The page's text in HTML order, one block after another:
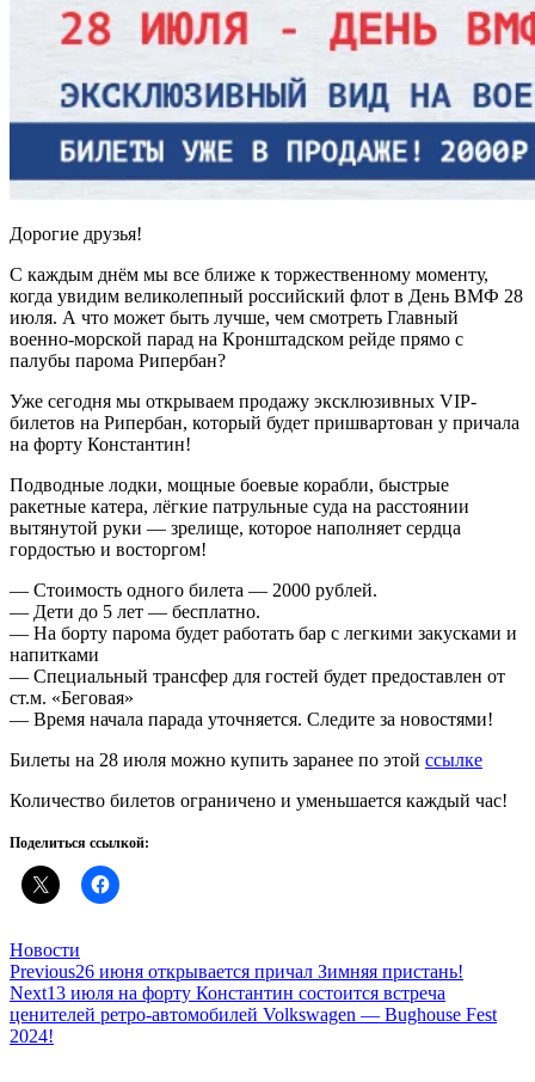
Дорогие друзья!
С каждым днём мы все ближе к торжественному моменту,
когда увидим великолепный российский флот в День ВМФ 28
июля. А что может быть лучше, чем смотреть Главный
военно-морской парад на Кронштадском рейде прямо с
палубы парома Рипербан?
Уже сегодня мы открываем продажу эксклюзивных VIP-
билетов на Рипербан, который будет пришвартован у причала
на форту Константин!
Подводные лодки, мощные боевые корабли, быстрые
ракетные катера, лёгкие патрульные суда на расстоянии
вытянутой руки — зрелище, которое наполняет сердца
гордостью и восторгом!
— Стоимость одного билета — 2000 рублей.
— Дети до 5 лет — бесплатно.
— На борту парома будет работать бар с легкими закусками и
напитками
— Специальный трансфер для гостей будет предоставлен от
ст.м. «Беговая»
— Время начала парада уточняется. Следите за новостями!
Билеты на 28 июля можно купить заранее по этой ссылке
Количество билетов ограничено и уменьшается каждый час!
Поделиться ссылкой:
Categories
Новости
Навигация
по
записям
Previous26 июня открывается причал Зимняя пристань!
Next13 июля на форту Константин состоится встреча
ценителей ретро-автомобилей Volkswagen — Bughouse Fest
2024!